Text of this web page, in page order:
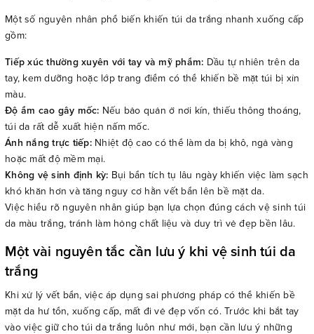
Một số nguyên nhân phổ biến khiến túi da trắng nhanh xuống cấp
gồm:
Tiếp xúc thường xuyên với tay và mỹ phẩm: Dầu tự nhiên trên da
tay, kem dưỡng hoặc lớp trang điểm có thể khiến bề mặt túi bị xỉn
màu.
Độ ẩm cao gây mốc: Nếu bảo quản ở nơi kín, thiếu thông thoáng,
túi da rất dễ xuất hiện nấm mốc.
Ánh nắng trực tiếp:Nhiệt độ cao có thể làm da bị khô, ngả vàng
hoặc mất độ mềm mại.
Không vệ sinh định kỳ: Bụi bẩn tích tụ lâu ngày khiến việc làm sạch
khó khăn hơn và tăng nguy cơ hằn vết bẩn lên bề mặt da.
Việc hiểu rõ nguyên nhân giúp bạn lựa chọn đúng cách vệ sinh túi
da màu trắng, tránh làm hỏng chất liệu và duy trì vẻ đẹp bền lâu.
Một vài nguyên tắc cần lưu ý khi vệ sinh túi da
trắng
Khi xử lý vết bẩn, việc áp dụng sai phương pháp có thể khiến bề
mặt da hư tổn, xuống cấp, mất đi vẻ đẹp vốn có. Trước khi bắt tay
vào việc giữ cho túi da trắng luôn như mới, bạn cần lưu ý những